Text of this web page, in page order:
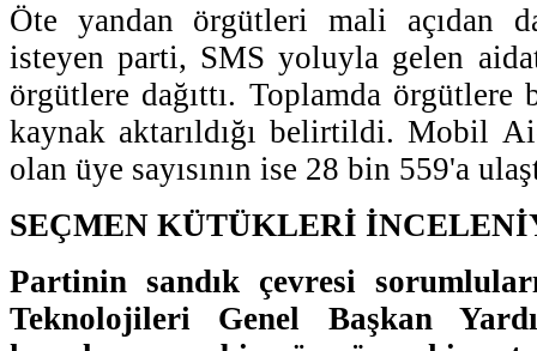
Öte yandan örgütleri mali açıdan
isteyen parti, SMS yoluyla gelen
örgütlere dağıttı. Toplamda
kaynak aktarıldığı belirtildi. Mobil
olan üye sayısının ise 28 bin 559'a
SEÇMEN KÜTÜKLERİ
Partinin sandık çevresi
Teknolojileri Genel Başkan